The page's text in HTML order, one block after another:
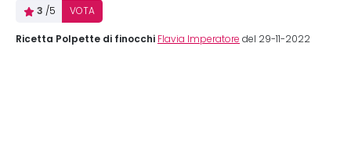
3 /5 VOTA
Ricetta Polpette di finocchi Flavia Imperatore del 29-11-2022